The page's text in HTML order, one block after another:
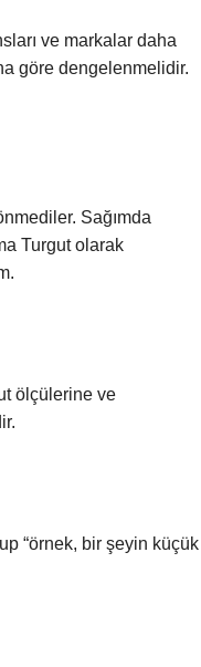
ve markalar daha
göre dengelenmelidir.
Sağımda
Turgut olarak
ölçülerine ve
“örnek, bir şeyin küçük